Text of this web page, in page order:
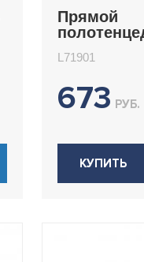
Прямой
L71901
673 РУБ.
КУПИТЬ